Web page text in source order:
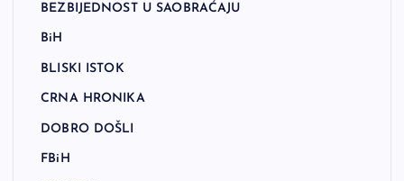
BEZBIJEDNOST U SAOBRAĆAJU
BiH
BLISKI ISTOK
CRNA HRONIKA
DOBRO DOŠLI
FBiH